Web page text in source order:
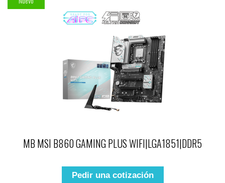
MB MSI B860 GAMING PLUS WIFI|LGA1851|DDR5
Pedir una cotización